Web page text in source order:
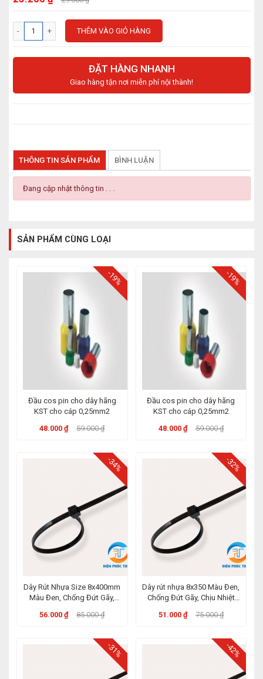
THÊM VÀO GIỎ HÀNG
ĐẶT HÀNG NHANH
Giao hàng tận nơi miễn phí nội thành!
THÔNG TIN SẢN PHẨM BÌNH LUẬN
Đang cập nhật thông tin . . .
SẢN PHẨM CÙNG LOẠI
-19%
Đầu cos pin cho dây hãng
KST cho cáp 0,25mm2
48.000 ₫
59.000 ₫
-19%
Đầu cos pin cho dây hãng
KST cho cáp 0,25mm2
48.000 ₫
59.000 ₫
-34%
Dây Rút Nhựa Size 8x400mm
Màu Đen, Chống Đứt Gãy,
56.000 ₫ 85.000 ₫
-32%
Dây rút nhựa 8x350 Màu Đen,
Chống Đứt Gãy, Chịu Nhiệt
51.000 ₫ 75.000 ₫
-31% -42%